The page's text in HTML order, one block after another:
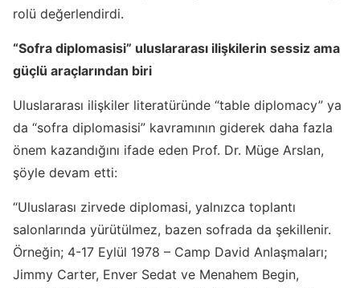
rolü değerlendirdi.
“Sofra diplomasisi” uluslararası ilişkilerin sessiz ama
güçlü araçlarından biri
Uluslararası ilişkiler literatüründe “table diplomacy” ya
da “sofra diplomasisi” kavramının giderek daha fazla
önem kazandığını ifade eden Prof. Dr. Müge Arslan,
şöyle devam etti:
“Uluslarası zirvede diplomasi, yalnızca toplantı
salonlarında yürütülmez, bazen sofrada da şekillenir.
Örneğin; 4-17 Eylül 1978 – Camp David Anlaşmaları;
Jimmy Carter, Enver Sedat ve Menahem Begin,